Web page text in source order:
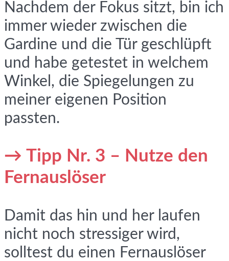
Nachdem der Fokus sitzt, bin ich
immer wieder zwischen die
Gardine und die Tür geschlüpft
und habe getestet in welchem
Winkel, die Spiegelungen zu
meiner eigenen Position
passten.
→ Tipp Nr. 3 – Nutze den
Fernauslöser
Damit das hin und her laufen
nicht noch stressiger wird,
solltest du einen Fernauslöser